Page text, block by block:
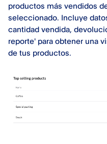
productos más vendidos
seleccionado. Incluye
cantidad vendida,
reporte' para obtener una
de tus productos.